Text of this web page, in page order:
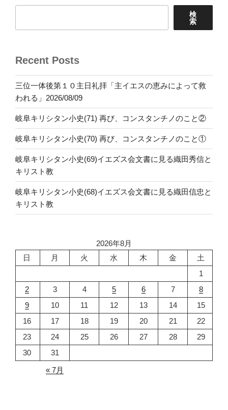
検
索
Recent Posts
三位一体後第１０主日礼拝「主イエスの恵みによって救
われる」2026/08/09
岐阜キリシタン小史(71) 再び、コンスタンチノのこと②
岐阜キリシタン小史(70) 再び、コンスタンチノのこと①
岐阜キリシタン小史(69)イエズス会文書に見る織田秀信と
キリスト教
岐阜キリシタン小史(68)イエズス会文書に見る織田信忠と
キリスト教
2026年8月
日
月 火 水 木 金
土
1
2
3 4 5 6 7
8
9
10 11 12 13 14
15
16
17 18 19 20 21
22
23
24 25 26 27 28
29
30
31
« 7月